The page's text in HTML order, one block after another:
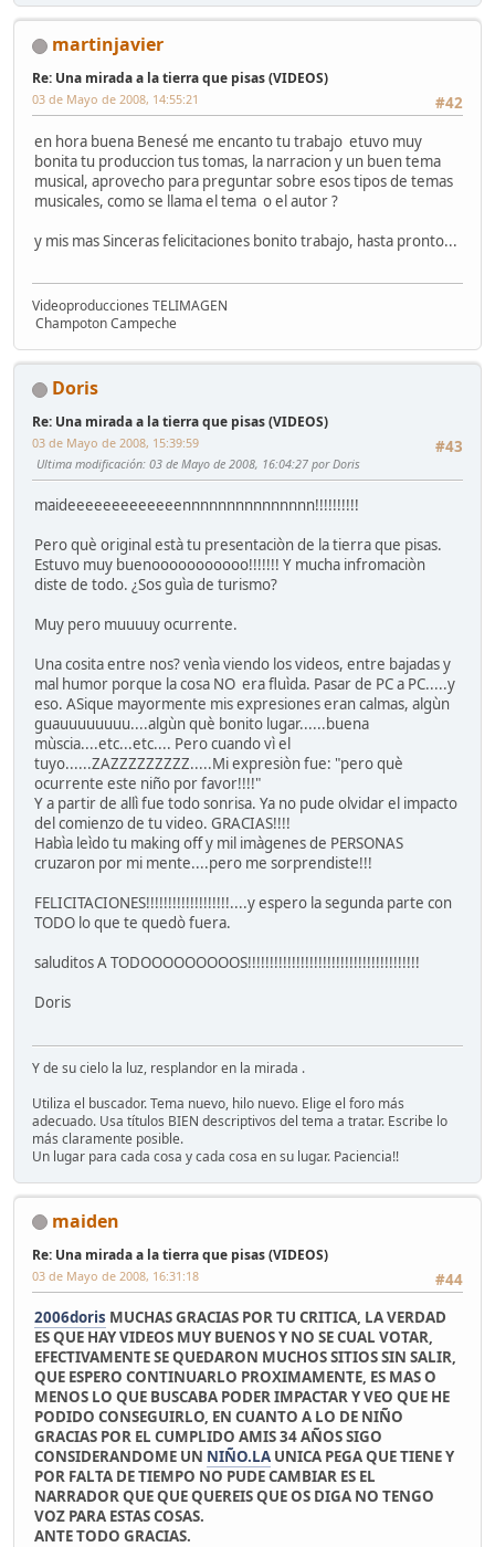
martinjavier
Re: Una mirada a la tierra que pisas (VIDEOS)
#42
03 de Mayo de 2008, 14:55:21
en hora buena Benesé me encanto tu trabajo etuvo muy
bonita tu produccion tus tomas, la narracion y un buen tema
musical, aprovecho para preguntar sobre esos tipos de temas
musicales, como se llama el tema o el autor ?
y mis mas Sinceras felicitaciones bonito trabajo, hasta pronto...
Videoproducciones TELIMAGEN
Champoton Campeche
Doris
Re: Una mirada a la tierra que pisas (VIDEOS)
#43
03 de Mayo de 2008, 15:39:59
Ultima modificación: 03 de Mayo de 2008, 16:04:27 por Doris
maideeeeeeeeeeeeennnnnnnnnnnnnnn!!!!!!!!!!
Pero què original està tu presentaciòn de la tierra que pisas.
Estuvo muy buenooooooooooo!!!!!!! Y mucha infromaciòn
diste de todo. ¿Sos guìa de turismo?
Muy pero muuuuy ocurrente.
Una cosita entre nos? venìa viendo los videos, entre bajadas y
mal humor porque la cosa NO era fluìda. Pasar de PC a PC.....y
eso. ASique mayormente mis expresiones eran calmas, algùn
guauuuuuuuu....algùn què bonito lugar......buena
mùscia....etc...etc.... Pero cuando vì el
tuyo......ZAZZZZZZZZZ.....Mi expresiòn fue: "pero què
ocurrente este niño por favor!!!!"
Y a partir de allì fue todo sonrisa. Ya no pude olvidar el impacto
del comienzo de tu video. GRACIAS!!!!
Habìa leìdo tu making off y mil imàgenes de PERSONAS
cruzaron por mi mente....pero me sorprendiste!!!
FELICITACIONES!!!!!!!!!!!!!!!!!!!....y espero la segunda parte con
TODO lo que te quedò fuera.
saluditos A TODOOOOOOOOOS!!!!!!!!!!!!!!!!!!!!!!!!!!!!!!!!!!!!!!!
Doris
Y de su cielo la luz, resplandor en la mirada .
Utiliza el buscador. Tema nuevo, hilo nuevo. Elige el foro más
adecuado. Usa títulos BIEN descriptivos del tema a tratar. Escribe lo
más claramente posible.
Un lugar para cada cosa y cada cosa en su lugar. Paciencia!!
maiden
Re: Una mirada a la tierra que pisas (VIDEOS)
#44
03 de Mayo de 2008, 16:31:18
2006doris MUCHAS GRACIAS POR TU CRITICA, LA VERDAD
ES QUE HAY VIDEOS MUY BUENOS Y NO SE CUAL VOTAR,
EFECTIVAMENTE SE QUEDARON MUCHOS SITIOS SIN SALIR,
QUE ESPERO CONTINUARLO PROXIMAMENTE, ES MAS O
MENOS LO QUE BUSCABA PODER IMPACTAR Y VEO QUE HE
PODIDO CONSEGUIRLO, EN CUANTO A LO DE NIÑO
GRACIAS POR EL CUMPLIDO AMIS 34 AÑOS SIGO
CONSIDERANDOME UN NIÑO.LA UNICA PEGA QUE TIENE Y
POR FALTA DE TIEMPO NO PUDE CAMBIAR ES EL
NARRADOR QUE QUE QUEREIS QUE OS DIGA NO TENGO
VOZ PARA ESTAS COSAS.
ANTE TODO GRACIAS.